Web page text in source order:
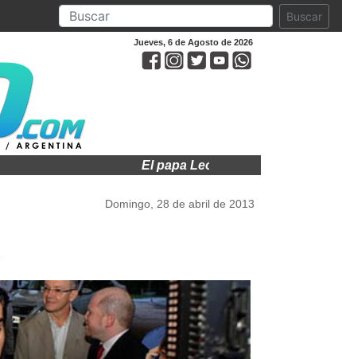
Buscar
Jueves, 6 de Agosto de 2026
El papa León XIV visitará a
Domingo, 28 de abril de 2013